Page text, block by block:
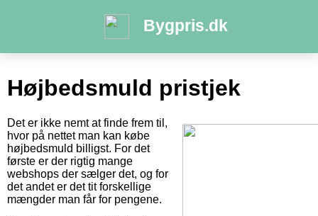
Bygpris.dk
Højbedsmuld pristjek
Det er ikke nemt at finde frem til,
hvor på nettet man kan købe
højbedsmuld billigst. For det
første er der rigtig mange
webshops der sælger det, og for
det andet er det tit forskellige
mængder man får for pengene.